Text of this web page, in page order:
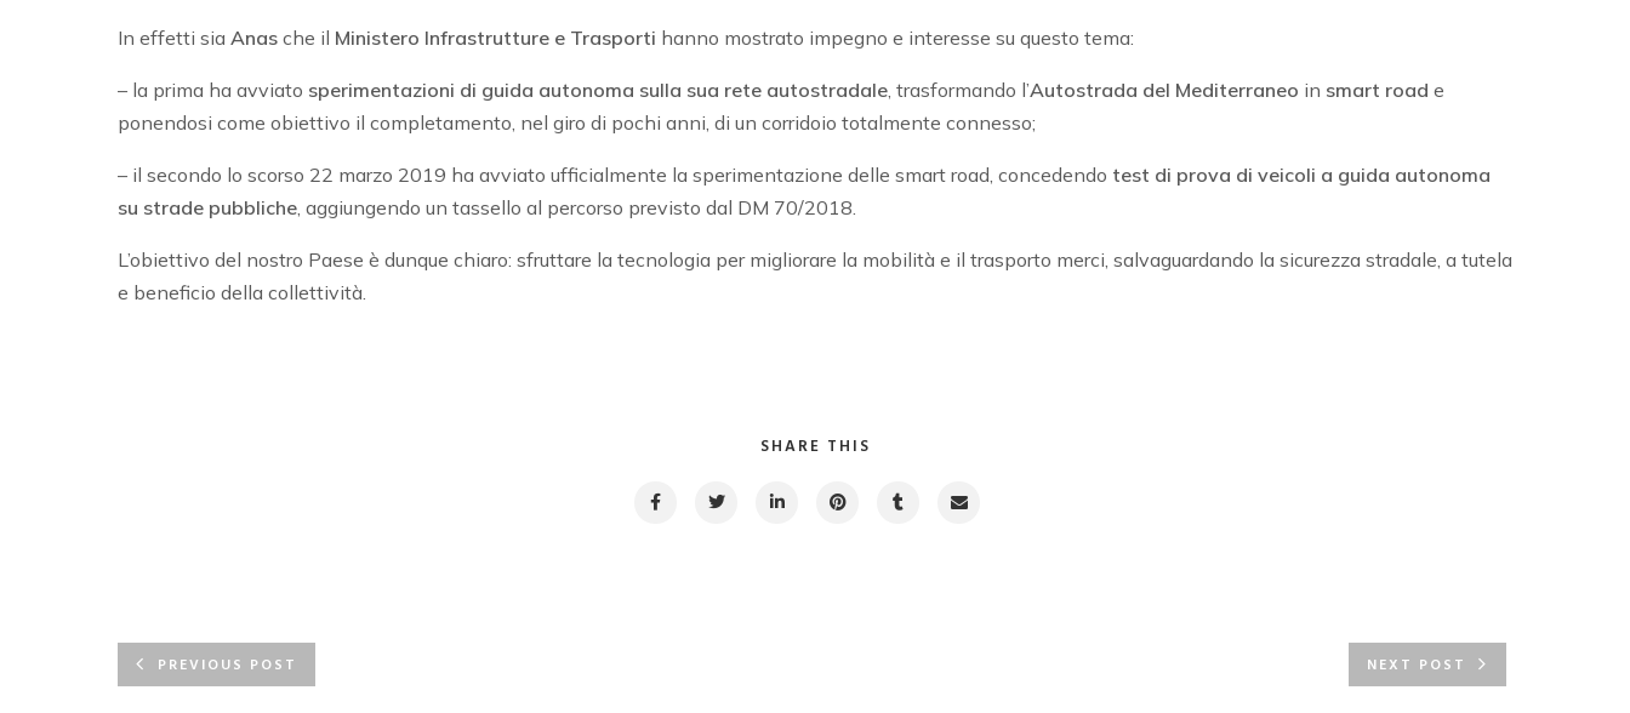
In effetti sia Anas che il Ministero Infrastrutture e Trasporti hanno mostrato impegno e interesse su questo tema:
– la prima ha avviato sperimentazioni di guida autonoma sulla sua rete autostradale, trasformando l’Autostrada del Mediterraneo in smart road e
ponendosi come obiettivo il completamento, nel giro di pochi anni, di un corridoio totalmente connesso;
– il secondo lo scorso 22 marzo 2019 ha avviato ufficialmente la sperimentazione delle smart road, concedendo test di prova di veicoli a guida autonoma
su strade pubbliche, aggiungendo un tassello al percorso previsto dal DM 70/2018.
L’obiettivo del nostro Paese è dunque chiaro: sfruttare la tecnologia per migliorare la mobilità e il trasporto merci, salvaguardando la sicurezza stradale, a tutela
e beneficio della collettività.
SHARE THIS
PREVIOUS POST NEXT POST